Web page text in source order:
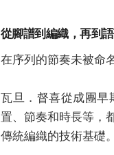
在序列的節奏未被命
置、節奏和時長等，
傳統編織的技術基礎